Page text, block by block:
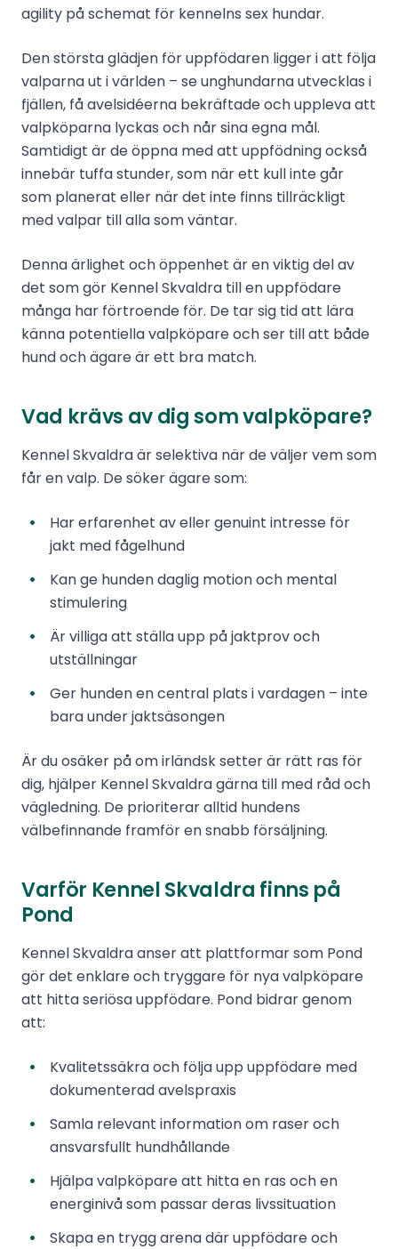
agility på schemat för kennelns sex hundar.
Den största glädjen för uppfödaren ligger i att följa
valparna ut i världen – se unghundarna utvecklas i
fjällen, få avelsidéerna bekräftade och uppleva att
valpköparna lyckas och når sina egna mål.
Samtidigt är de öppna med att uppfödning också
innebär tuffa stunder, som när ett kull inte går
som planerat eller när det inte finns tillräckligt
med valpar till alla som väntar.
Denna ärlighet och öppenhet är en viktig del av
det som gör Kennel Skvaldra till en uppfödare
många har förtroende för. De tar sig tid att lära
känna potentiella valpköpare och ser till att både
hund och ägare är ett bra match.
Vad krävs av dig som valpköpare?
Kennel Skvaldra är selektiva när de väljer vem som
får en valp. De söker ägare som:
Har erfarenhet av eller genuint intresse för
jakt med fågelhund
Kan ge hunden daglig motion och mental
stimulering
Är villiga att ställa upp på jaktprov och
utställningar
Ger hunden en central plats i vardagen – inte
bara under jaktsäsongen
Är du osäker på om irländsk setter är rätt ras för
dig, hjälper Kennel Skvaldra gärna till med råd och
vägledning. De prioriterar alltid hundens
välbefinnande framför en snabb försäljning.
Varför Kennel Skvaldra finns på
Pond
Kennel Skvaldra anser att plattformar som Pond
gör det enklare och tryggare för nya valpköpare
att hitta seriösa uppfödare. Pond bidrar genom
att:
Kvalitetssäkra och följa upp uppfödare med
dokumenterad avelspraxis
Samla relevant information om raser och
ansvarsfullt hundhållande
Hjälpa valpköpare att hitta en ras och en
energinivå som passar deras livssituation
Skapa en trygg arena där uppfödare och